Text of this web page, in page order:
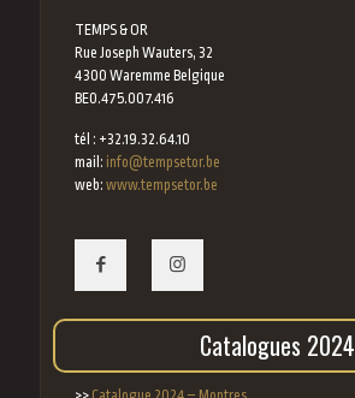
TEMPS & OR
Rue Joseph Wauters, 32
4300 Waremme Belgique
BE0.475.007.416
tél : +32.19.32.64.10
mail: info@tempsetor.be
web: www.tempsetor.be
Catalogues 2024